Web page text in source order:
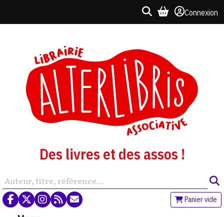
Connexion
Des livres et des assos !
Panier vide